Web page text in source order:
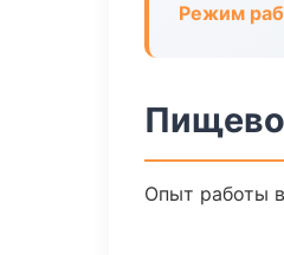
Режим
Опыт работы